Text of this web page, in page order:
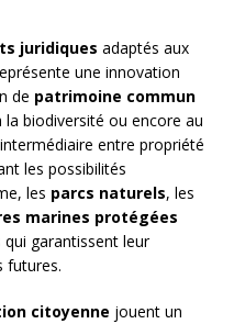
juridiques adaptés aux
une innovation
de patrimoine commun
la biodiversité ou encore au
entre propriété
les possibilités
les parcs naturels, les
marines protégées
garantissent leur
futures.
citoyenne jouent un